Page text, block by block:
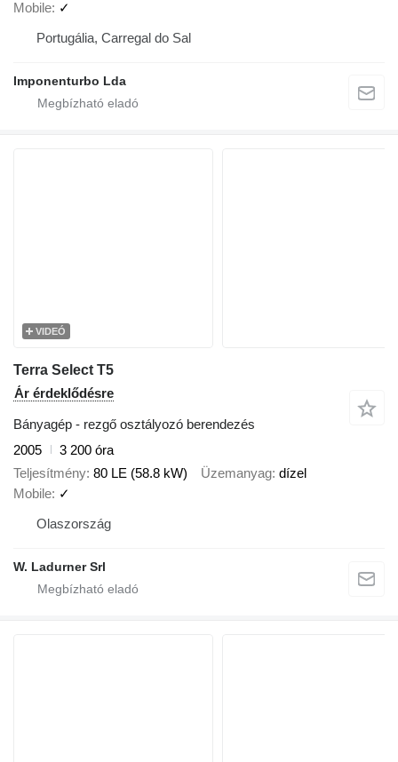
Mobile ✓
Portugália, Carregal do Sal
Imponenturbo Lda
VIDEÓ
Terra Select T5
Ár érdeklődésre
Bányagép - rezgő osztályozó berendezés
2005
3 200 óra
Teljesítmény 80 LE (58.8 kW) Üzemanyag dízel
Mobile ✓
Olaszország
W. Ladurner Srl